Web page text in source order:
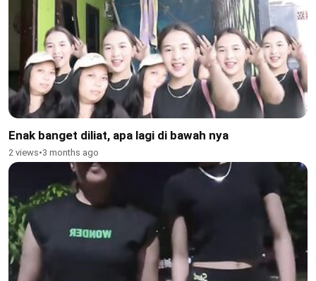
Enak banget diliat, apa lagi di bawah nya
2 views•3 months ago